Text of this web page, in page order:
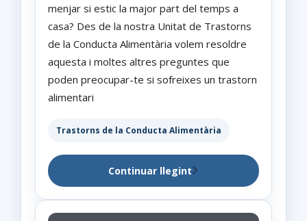
menjar si estic la major part del temps a
casa? Des de la nostra Unitat de Trastorns
de la Conducta Alimentària volem resoldre
aquesta i moltes altres preguntes que
poden preocupar-te si sofreixes un trastorn
alimentari
Trastorns de la Conducta Alimentària
Continuar llegint